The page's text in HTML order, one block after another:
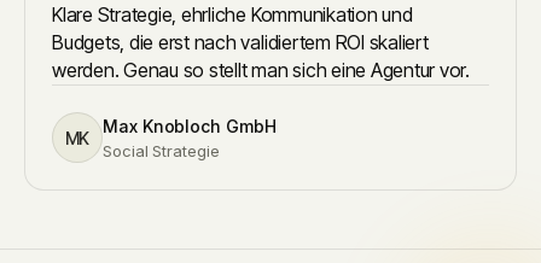
Klare Strategie, ehrliche Kommunikation und
Budgets, die erst nach validiertem ROI skaliert
werden. Genau so stellt man sich eine Agentur vor.
MK
Max Knobloch GmbH
Social Strategie